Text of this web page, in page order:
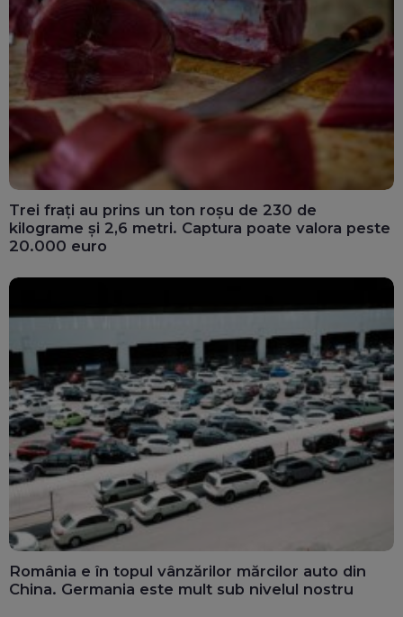
Trei frați au prins un ton roșu de 230 de
kilograme și 2,6 metri. Captura poate valora peste
20.000 euro
România e în topul vânzărilor mărcilor auto din
China. Germania este mult sub nivelul nostru